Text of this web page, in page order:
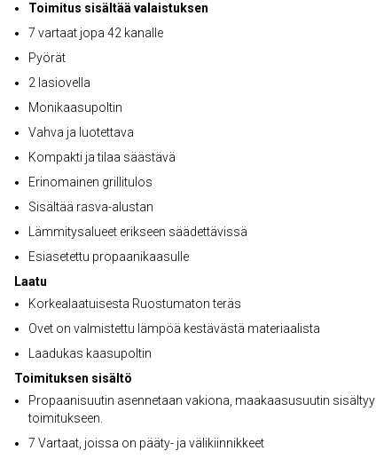
Toimitus sisältää valaistuksen
7 vartaat jopa 42 kanalle
Pyörät
2 lasiovella
Monikaasupoltin
Vahva ja luotettava
Kompakti ja tilaa säästävä
Erinomainen grillitulos
Sisältää rasva-alustan
Lämmitysalueet erikseen säädettävissä
Esiasetettu propaanikaasulle
Laatu
Korkealaatuisesta Ruostumaton teräs
Ovet on valmistettu lämpöä kestävästä materiaalista
Laadukas kaasupoltin
Toimituksen sisältö
Propaanisuutin asennetaan vakiona, maakaasusuutin sisältyy
toimitukseen.
7 Vartaat, joissa on pääty- ja välikiinnikkeet